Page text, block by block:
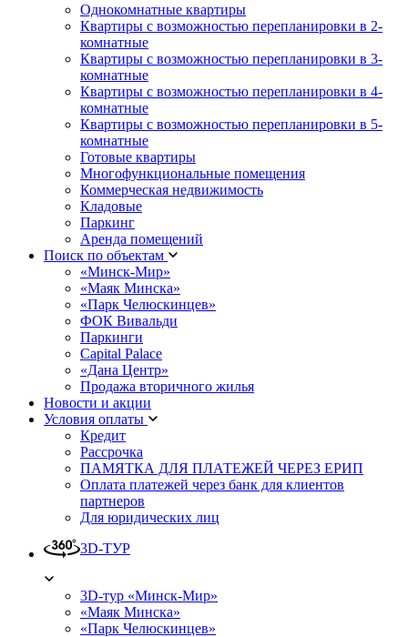
Однокомнатные квартиры
Квартиры с возможностью перепланировки в 2-
комнатные
Квартиры с возможностью перепланировки в 3-
комнатные
Квартиры с возможностью перепланировки в 4-
комнатные
Квартиры с возможностью перепланировки в 5-
комнатные
Готовые квартиры
Многофункциональные помещения
Коммерческая недвижимость
Кладовые
Паркинг
Аренда помещений
Поиск по объектам
«Минск-Мир»
«Маяк Минска»
«Парк Челюскинцев»
ФОК Вивальди
Паркинги
Capital Palace
«Дана Центр»
Продажа вторичного жилья
Новости и акции
Условия оплаты
Кредит
Рассрочка
ПАМЯТКА ДЛЯ ПЛАТЕЖЕЙ ЧЕРЕЗ ЕРИП
Оплата платежей через банк для клиентов
партнеров
Для юридических лиц
3D-ТУР
3D-тур «Минск-Мир»
«Маяк Минска»
«Парк Челюскинцев»